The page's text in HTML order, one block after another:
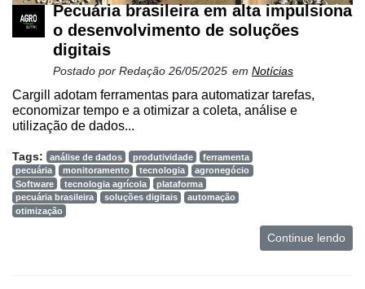
Pecuária brasileira em alta impulsiona
o desenvolvimento de soluções
digitais
Postado por Redação 26/05/2025 em Notícias
Cargill adotam ferramentas para automatizar tarefas,
economizar tempo e a otimizar a coleta, análise e
utilização de dados...
Tags: análise de dados produtividade
ferramenta
pecuária
monitoramento tecnologia
agronegócio
Software
tecnologia agrícola
plataforma
pecuária brasileira
soluções digitais
automação
otimização
Continue lendo